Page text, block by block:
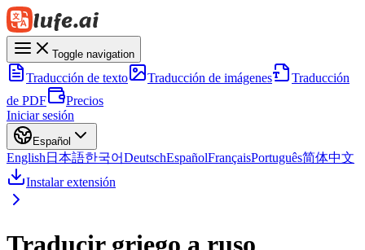
Toggle navigation
Traducción de texto Traducción de imágenes
Traducción
de PDF
Precios
Iniciar sesión
Español
English 日本語한국어DeutschEspañolFrançaisPortuguês简体中文
Instalar extensión